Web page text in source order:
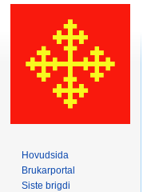
Hovudsida
Brukarportal
Siste brigdi